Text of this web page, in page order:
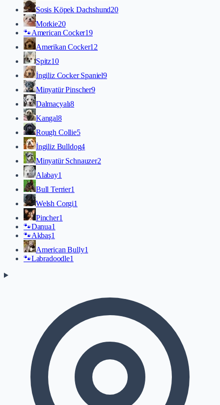
Sosis Köpek Dachshund20
Morkie20
🐾American Cocker19
Amerikan Cocker12
Spitz10
İngiliz Cocker Spaniel9
Minyatür Pinscher9
Dalmaçyalı8
Kangal8
Rough Collie5
İngiliz Bulldog4
Minyatür Schnauzer2
Alabay1
Bull Terrier1
Welsh Corgi1
Pincher1
🐾Danua1
🐾Akbaş1
American Bully1
🐾Labradoodle1